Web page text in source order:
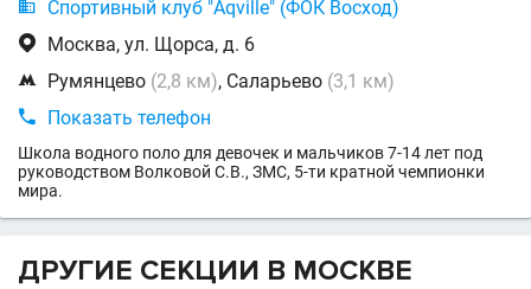
 Спортивный клуб "Aqville" (ФОК Восход)
 Москва, ул. Щорса, д. 6
 Румянцево (2,8 км), Саларьево (3,1 км)
 Показать телефон
Школа водного поло для девочек и мальчиков 7-14 лет под
руководством Волковой С.В., ЗМС, 5-ти кратной чемпионки
мира.
ДРУГИЕ СЕКЦИИ В МОСКВЕ